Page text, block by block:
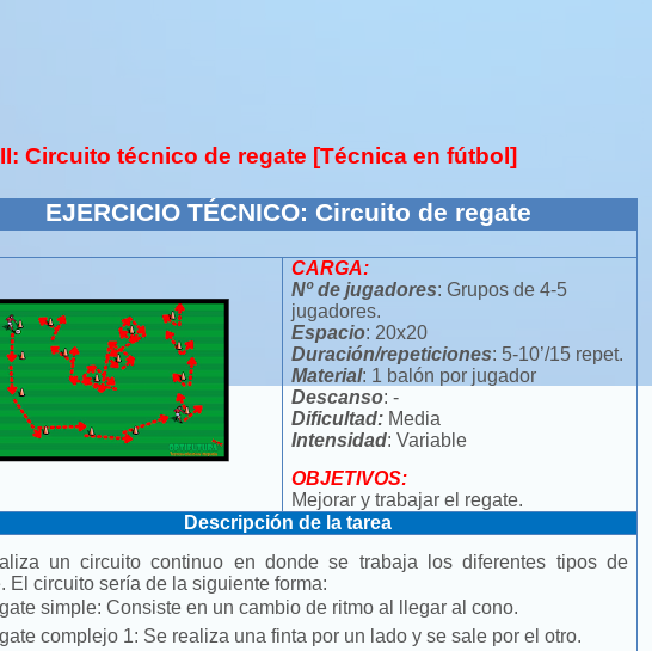
Circuito técnico de regate [Técnica en fútbol]
EJERCICIO TÉCNICO: Circuito de regate
CARGA:
Nº de jugadores: Grupos de 4-5
jugadores.
Espacio: 20x20
Duración/repeticiones: 5-10’/15 repet.
Material: 1 balón por jugador
Descanso: -
Dificultad: Media
Intensidad: Variable
OBJETIVOS:
Mejorar y trabajar el regate.
Descripción de la tarea
un circuito continuo en donde se trabaja los diferentes tipos de
El circuito sería de la siguiente forma:
simple: Consiste en un cambio de ritmo al llegar al cono.
complejo 1: Se realiza una finta por un lado y se sale por el otro.